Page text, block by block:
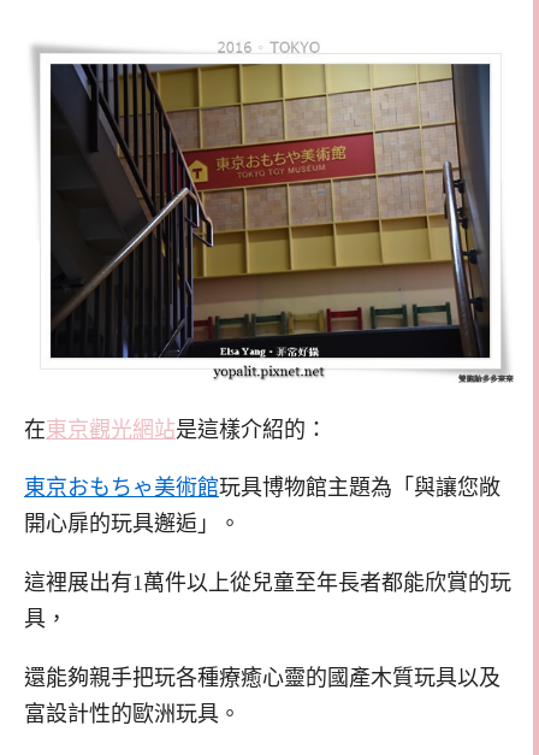
在東京觀光網站是這樣介紹的：
東京おもちゃ美術館玩具博物館主題為「與讓您敞
開心扉的玩具邂逅」。
這裡展出有1萬件以上從兒童至年長者都能欣賞的玩
具，
還能夠親手把玩各種療癒心靈的國產木質玩具以及
富設計性的歐洲玩具。